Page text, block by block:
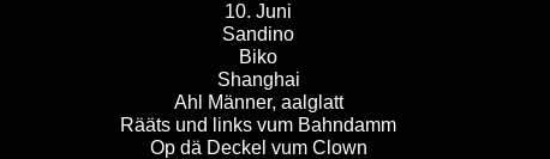
10. Juni
Sandino
Biko
Shanghai
Ahl Männer, aalglatt
Rääts und links vum Bahndamm
Op dä Deckel vum Clown